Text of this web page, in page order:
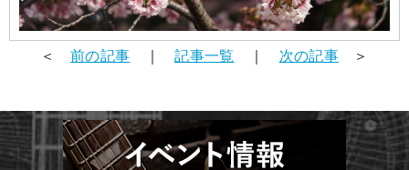
＜前の記事 ｜記事一覧 ｜ 次の記事＞